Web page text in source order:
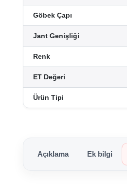
Göbek Çapı
Jant Genişliği
Renk
ET Değeri
Ürün Tipi
Açıklama Ek bilgi